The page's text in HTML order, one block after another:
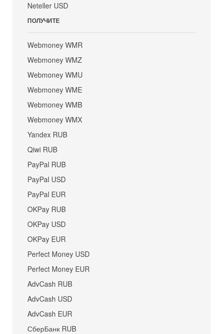
Neteller USD
ПОЛУЧИТЕ
Webmoney WMR
Webmoney WMZ
Webmoney WMU
Webmoney WME
Webmoney WMB
Webmoney WMX
Yandex RUB
Qiwi RUB
PayPal RUB
PayPal USD
PayPal EUR
OKPay RUB
OKPay USD
OKPay EUR
Perfect Money USD
Perfect Money EUR
AdvCash RUB
AdvCash USD
AdvCash EUR
СберБанк RUB